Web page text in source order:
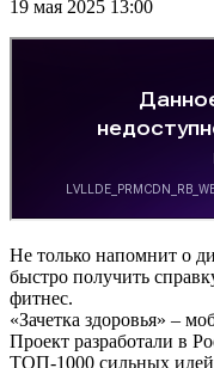
19 мая 2025 13:00
Не только напомнит о
быстро получить
фитнес.
«Зачетка здоровья» –
Проект разработали в
ТОП-1000 сильных идей